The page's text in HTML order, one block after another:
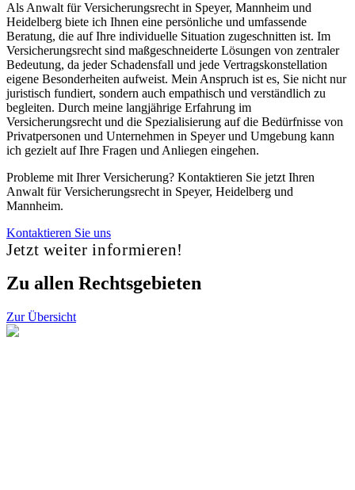
Als Anwalt für Versicherungsrecht in Speyer, Mannheim und
Heidelberg biete ich Ihnen eine persönliche und umfassende
Beratung, die auf Ihre individuelle Situation zugeschnitten ist. Im
Versicherungsrecht sind maßgeschneiderte Lösungen von zentraler
Bedeutung, da jeder Schadensfall und jede Vertragskonstellation
eigene Besonderheiten aufweist. Mein Anspruch ist es, Sie nicht nur
juristisch fundiert, sondern auch empathisch und verständlich zu
begleiten. Durch meine langjährige Erfahrung im
Versicherungsrecht und die Spezialisierung auf die Bedürfnisse von
Privatpersonen und Unternehmen in Speyer und Umgebung kann
ich gezielt auf Ihre Fragen und Anliegen eingehen.
Probleme mit Ihrer Versicherung? Kontaktieren Sie jetzt Ihren
Anwalt für Versicherungsrecht in Speyer, Heidelberg und
Mannheim.
Kontaktieren Sie uns
Jetzt weiter informieren!
Zu allen Rechtsgebieten
Zur Übersicht